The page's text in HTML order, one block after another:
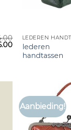
lederen
handtassen
Aanbieding!